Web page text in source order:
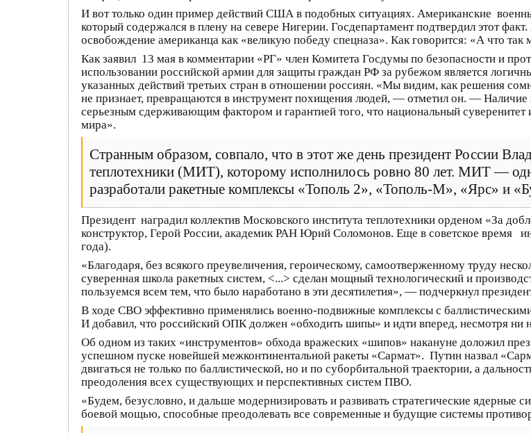
И вот только один пример действий США в подобных ситуациях. Американские
который содержался в плену на севере Нигерии. Госдепартамент подтвердил этот
освобождение американца как «великую победу спецназа». Как говорится: «А что
Как заявил 13 мая в комментарии «РГ» член Комитета Госдумы по безопасности и
использовании российской армии для защиты граждан РФ за рубежом является
указанных действий третьих стран в отношении россиян. «Мы видим, как решения
не признает, превращаются в инструмент похищения людей, — отметил он. — Наличие
серьезным сдерживающим фактором и гарантией того, что национальный
мира».
Странным образом, совпало, что в этот же день президент России
теплотехники (МИТ), которому исполнилось ровно 80 лет. МИТ —
разработали ракетные комплексы «Тополь 2», «Тополь-М», «Ярс» и
Президент наградил коллектив Московского института теплотехники орденом «За
конструктор, Герой России, академик РАН Юрий Соломонов. Еще в советское время
года).
«Благодаря, без всякого преувеличения, героическому, самоотверженному труду
суверенная школа ракетных систем, <...> сделан мощный технологический и
пользуемся всем тем, что было наработано в эти десятилетия», — подчеркнул
В ходе СВО эффективно применялись военно-подвижные комплексы с
И добавил, что российский ОПК должен «обходить шипы» и идти вперед, несмотря ни
Об одном из таких «инструментов» обхода вражеских «шипов» накануне доложил
успешном пуске новейшей межконтинентальной ракеты «Сармат». Путин назвал
двигаться не только по баллистической, но и по суборбитальной траектории, а
преодоления всех существующих и перспективных систем ПВО.
«Будем, безусловно, и дальше модернизировать и развивать стратегические
боевой мощью, способные преодолевать все современные и будущие системы